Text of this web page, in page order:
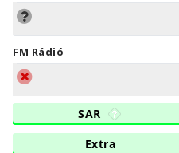
FM Rádió
SAR
Extra